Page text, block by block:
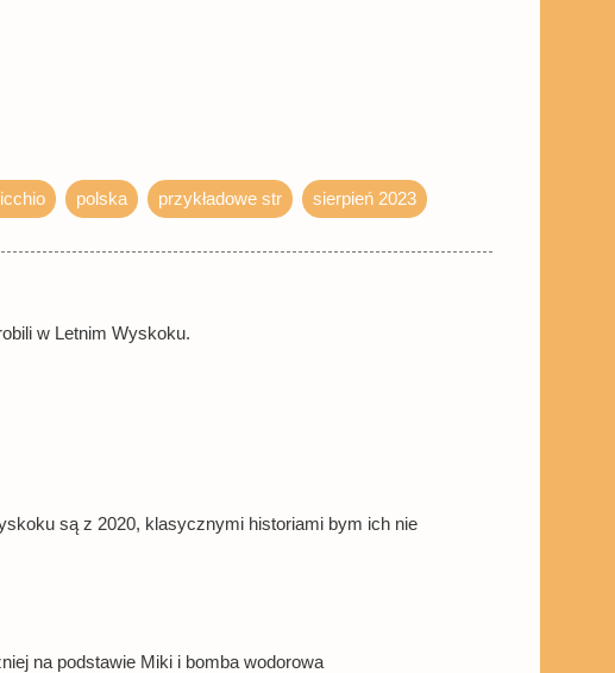
polska przykładowe str sierpień 2023
w Letnim Wyskoku.
są z 2020, klasycznymi historiami bym ich nie
na podstawie Miki i bomba wodorowa